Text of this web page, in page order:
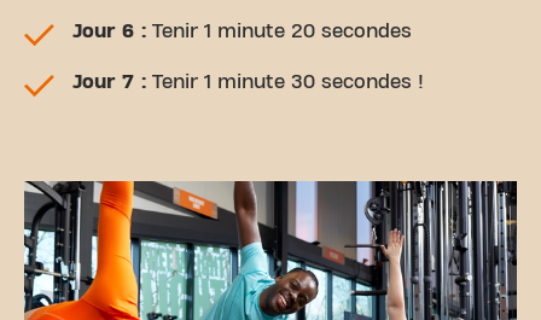
Jour 6 : Tenir 1 minute 20 secondes
Jour 7 : Tenir 1 minute 30 secondes !